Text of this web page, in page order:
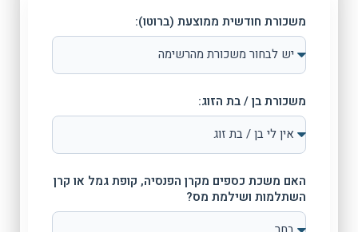
משכורת חודשית ממוצעת (ברוטו):
משכורת בן / בת הזוג:
האם משכת כספים מקרן הפנסיה, קופת גמל או קרן
השתלמות ושילמת מס?